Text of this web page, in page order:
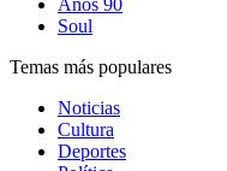
Años 90
Soul
Temas más populares
Noticias
Cultura
Deportes